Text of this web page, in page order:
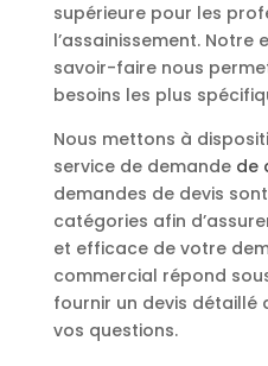
supérieure pour les
l’assainissement. Notre
savoir-faire nous
besoins les plus
Nous mettons à
service de demande de
demandes de devis
catégories afin
et efficace de votre
commercial répond
fournir un devis détaillé
vos questions.